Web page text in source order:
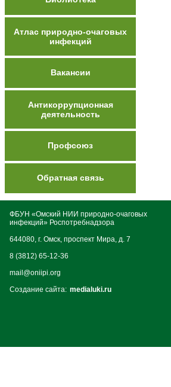
Атлас природно-очаговых
инфекций
Вакансии
Антикоррупционная
деятельность
Профсоюз
Обратная связь
ФБУН «Омский НИИ природно-очаговых
инфекций» Роспотребнадзора
644080, г. Омск, проспект Мира, д. 7
8 (3812) 65-12-36
mail@oniipi.org
Создание сайта: medialuki.ru